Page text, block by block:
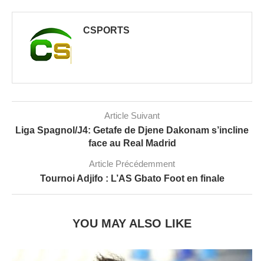
CSPORTS
Article Suivant
Liga Spagnol/J4: Getafe de Djene Dakonam s’incline
face au Real Madrid
Article Précédemment
Tournoi Adjifo : L’AS Gbato Foot en finale
YOU MAY ALSO LIKE